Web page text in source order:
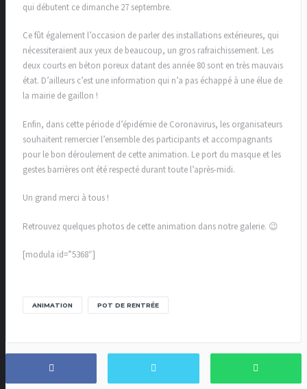
qui débutent ce dimanche 27 septembre.
Ce fût également l’occasion de parler des installations extérieures, qui
nécessiteraient aux yeux de beaucoup, un gros rafraichissement. Les
deux courts en béton poreux datant des année 80 sont en très mauvais
état. D’ailleurs c’est une information qui n’a pas échappé à une élue de
la mairie de gaillon !
Enfin, dans cette période d’épidémie de Coronavirus, les organisateurs
souhaitent remercier l’ensemble des participants et accompagnants
pour le bon déroulement de cette animation. Le port du masque et les
gestes barrières ont été respecté durant toute l’après-midi.
Un grand merci à tous !
Retrouvez quelques photos de cette animation dans notre galerie. 😉
[modula id=”5368″]
ANIMATION POT DE RENTRÉE